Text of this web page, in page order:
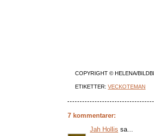
COPYRIGHT © HELENA/
ETIKETTER: VECKOTEMAN
7 kommentarer:
Jah Hollis sa...